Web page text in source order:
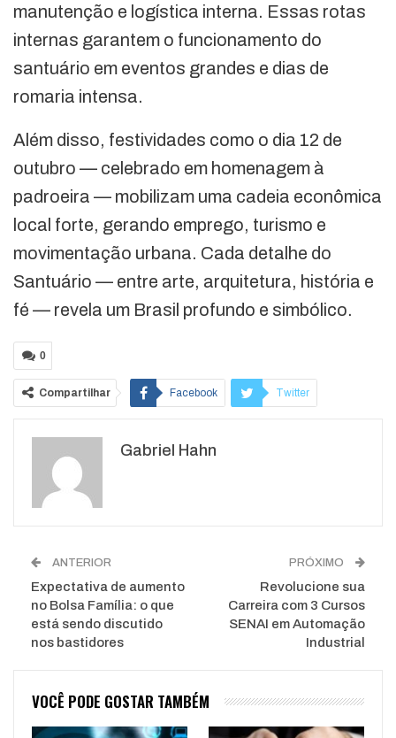
manutenção e logística interna. Essas rotas
internas garantem o funcionamento do
santuário em eventos grandes e dias de
romaria intensa.
Além disso, festividades como o dia 12 de
outubro — celebrado em homenagem à
padroeira — mobilizam uma cadeia econômica
local forte, gerando emprego, turismo e
movimentação urbana. Cada detalhe do
Santuário — entre arte, arquitetura, história e
fé — revela um Brasil profundo e simbólico.
0
Compartilhar Facebook Twitter
WhatsApp
Gabriel Hahn
ANTERIOR
Expectativa de aumento
no Bolsa Família: o que
está sendo discutido
nos bastidores
PRÓXIMO
Revolucione sua
Carreira com 3 Cursos
SENAI em Automação
Industrial
VOCÊ PODE GOSTAR TAMBÉM